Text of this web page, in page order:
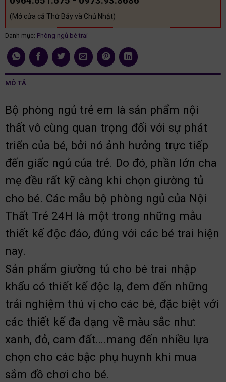
(Mở cửa cả Thứ Bảy và Chủ Nhật)
Danh mục: Phòng ngủ bé trai
MÔ TẢ
Bộ phòng ngủ trẻ em là sản phẩm nội
thất vô cùng quan trọng đối với sự phát
triển của bé, bởi nó ảnh hưởng trực tiếp
đến giấc ngủ của trẻ. Do đó, phần lớn cha
mẹ đều rất kỹ càng khi chọn giường tủ
cho bé. Các mẫu bộ phòng ngủ của Nội
Thất Trẻ 24H là một trong những mẫu
thiết kế độc đáo, đúng với các bé trai hiện
nay.
Sản phẩm giường tủ cho bé trai nhập
khẩu có thiết kế độc lạ, đem đến những
trải nghiệm thú vị cho các bé, đặc biệt với
các thiết kế đa dạng về màu sắc như:
xanh, đỏ, cam đất….mang đến nhiều lựa
chọn cho các bậc phụ huynh khi mua
sắm đồ chơi cho bé.